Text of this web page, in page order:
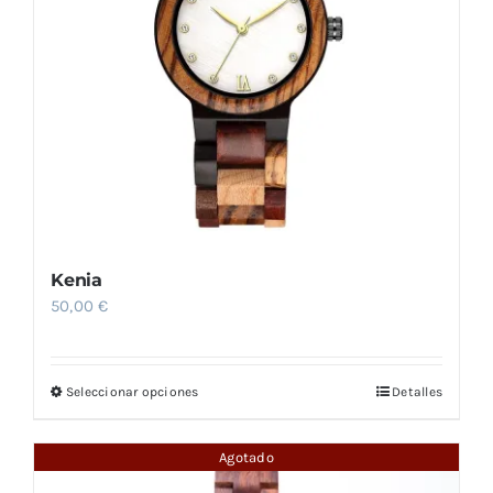
Kenia
50,00€
Seleccionar opcionesEste
tiene
múltiples
Detalles
Agotado